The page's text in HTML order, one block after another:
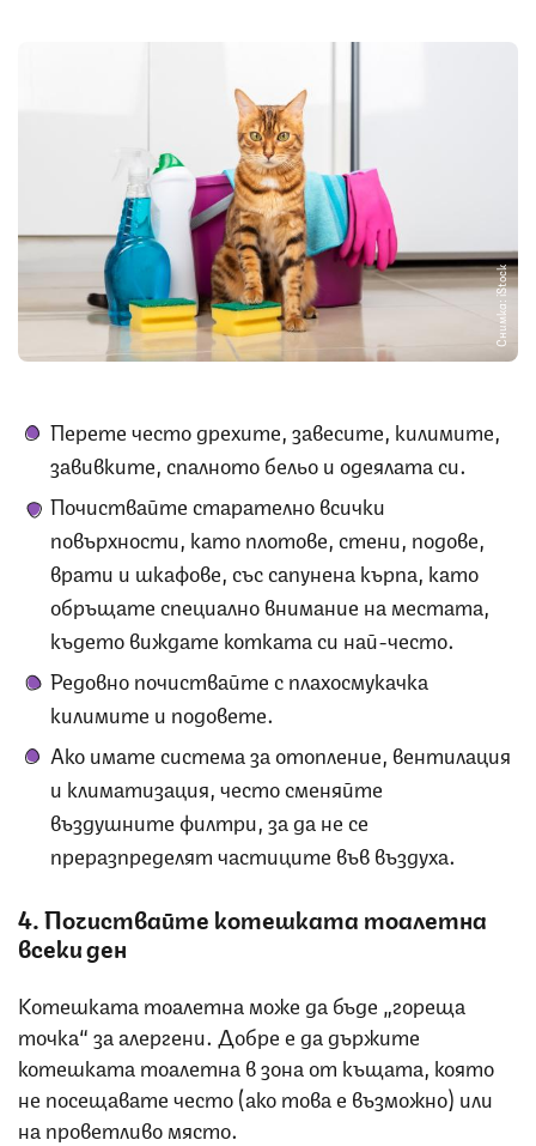
Снимка: iStock
Перете често дрехите, завесите, килимите,
завивките, спалното бельо и одеялата си.
Почиствайте старателно всички
повърхности, като плотове, стени, подове,
врати и шкафове, със сапунена кърпа, като
обръщате специално внимание на местата,
където виждате котката си най-често.
Редовно почиствайте с плахосмукачка
килимите и подовете.
Ако имате система за отопление, вентилация
и климатизация, често сменяйте
въздушните филтри, за да не се
преразпределят частиците във въздуха.
4. Почиствайте котешката тоалетна
всеки ден
Котешката тоалетна може да бъде „гореща
точка“ за алергени. Добре е да държите
котешката тоалетна в зона от къщата, която
не посещавате често (ако това е възможно) или
на проветливо място.